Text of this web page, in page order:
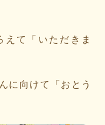
て「いただきま
に向けて「おとう